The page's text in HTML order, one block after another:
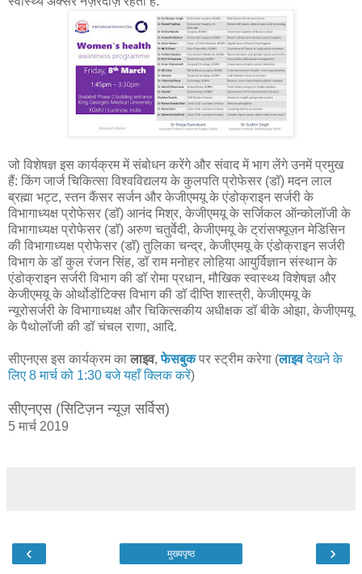
जो विशेषज्ञ इस कार्यक्रम में संबोधन करेंगे और संवाद में भाग लेंगे उनमें प्रमुख
हैं: किंग जार्ज चिकित्सा विश्वविद्यलय के कुलपति प्रोफेसर (डॉ) मदन लाल
ब्रह्मा भट्ट, स्तन कैंसर सर्जन और केजीएमयू के एंडोक्राइन सर्जरी के
विभागाध्यक्ष प्रोफेसर (डॉ) आनंद मिश्र, केजीएमयू के सर्जिकल ऑन्कोलॉजी के
विभागाध्यक्ष प्रोफेसर (डॉ) अरुण चतुर्वेदी, केजीएमयू के ट्रांसफ्यूज़न मेडिसिन
की विभागाध्यक्ष प्रोफेसर (डॉ) तुलिका चन्द्र, केजीएमयू के एंडोक्राइन सर्जरी
विभाग के डॉ कुल रंजन सिंह, डॉ राम मनोहर लोहिया आयुर्विज्ञान संस्थान के
एंडोक्राइन सर्जरी विभाग की डॉ रोमा प्रधान, मौखिक स्वास्थ्य विशेषज्ञ और
केजीएमयू के ओर्थोडोंटिक्स विभाग की डॉ दीप्ति शास्त्री, केजीएमयू के
न्यूरोसर्जरी के विभागाध्यक्ष और चिकित्सकीय अधीक्षक डॉ बीके ओझा, केजीएमयू
के पैथोलॉजी की डॉ चंचल राणा, आदि.
सीएनएस इस कार्यक्रम कालाइव,फेसबुक पर स्ट्रीम करेगा (लाइवदेखने के
लिए 8 मार्च को 1:30 बजे यहाँ क्लिक करें)
सीएनएस (सिटिज़न न्यूज़ सर्विस)
5 मार्च 2019
‹ ›
मुख्यपृष्ठ